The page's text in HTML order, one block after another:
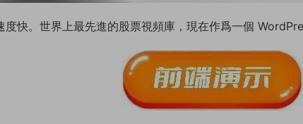
快。世界上最先進的股票視頻庫，現在作爲一個